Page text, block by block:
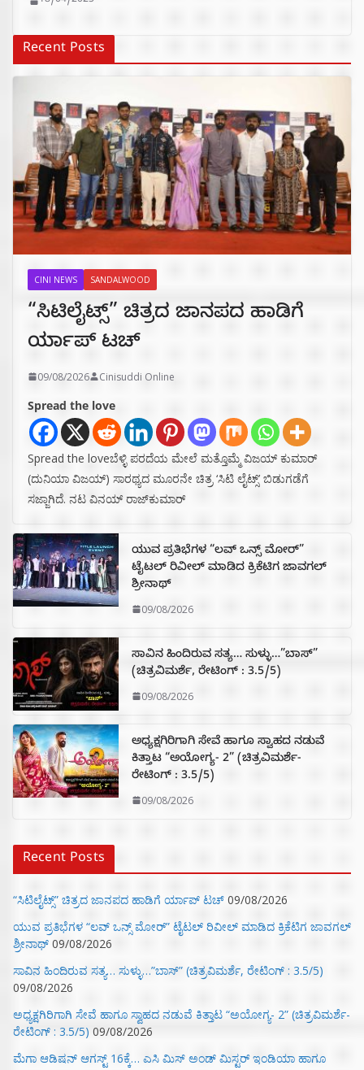
Recent Posts
CINI NEWS SANDALWOOD
“ಸಿಟಿಲೈಟ್ಸ್‌” ಚಿತ್ರದ ಜಾನಪದ ಹಾಡಿಗೆ
ರ್ಯಾಪ್‌ ಟಚ್‌
09/08/2026 Cinisuddi Online
Spread the love
Spread the loveಬೆಳ್ಳಿ ಪರದೆಯ ಮೇಲೆ ಮತ್ತೊಮ್ಮೆ ವಿಜಯ್ ಕುಮಾರ್
(ದುನಿಯಾ ವಿಜಯ್) ಸಾರಥ್ಯದ ಮೂರನೇ ಚಿತ್ರ ‘ಸಿಟಿ ಲೈಟ್ಸ್’ ಬಿಡುಗಡೆಗೆ
ಸಜ್ಜಾಗಿದೆ. ನಟ ವಿನಯ್ ರಾಜ್‌ಕುಮಾರ್
ಯುವ ಪ್ರತಿಭೆಗಳ “ಲವ್ ಒನ್ಸ್ ಮೋರ್”
ಟೈಟಲ್ ರಿವೀಲ್ ಮಾಡಿದ ಕ್ರಿಕೆಟಿಗ ಜಾವಗಲ್
ಶ್ರೀನಾಥ್
09/08/2026
ಸಾವಿನ ಹಿಂದಿರುವ ಸತ್ಯ… ಸುಳ್ಳು…”ಬಾಸ್”
(ಚಿತ್ರವಿಮರ್ಶೆ, ರೇಟಿಂಗ್ : 3.5/5)
09/08/2026
ಅಧ್ಯಕ್ಷಗಿರಿಗಾಗಿ ಸೇವೆ ಹಾಗೂ ಸ್ವಾಹದ ನಡುವೆ
ಕಿತ್ತಾಟ “ಅಯೋಗ್ಯ- 2” (ಚಿತ್ರವಿಮರ್ಶೆ-
ರೇಟಿಂಗ್ : 3.5/5)
09/08/2026
Recent Posts
“ಸಿಟಿಲೈಟ್ಸ್‌” ಚಿತ್ರದ ಜಾನಪದ ಹಾಡಿಗೆ ರ್ಯಾಪ್‌ ಟಚ್‌ 09/08/2026
ಯುವ ಪ್ರತಿಭೆಗಳ “ಲವ್ ಒನ್ಸ್ ಮೋರ್” ಟೈಟಲ್ ರಿವೀಲ್ ಮಾಡಿದ ಕ್ರಿಕೆಟಿಗ ಜಾವಗಲ್
ಶ್ರೀನಾಥ್ 09/08/2026
ಸಾವಿನ ಹಿಂದಿರುವ ಸತ್ಯ… ಸುಳ್ಳು…”ಬಾಸ್” (ಚಿತ್ರವಿಮರ್ಶೆ, ರೇಟಿಂಗ್ : 3.5/5)
09/08/2026
ಅಧ್ಯಕ್ಷಗಿರಿಗಾಗಿ ಸೇವೆ ಹಾಗೂ ಸ್ವಾಹದ ನಡುವೆ ಕಿತ್ತಾಟ “ಅಯೋಗ್ಯ- 2” (ಚಿತ್ರವಿಮರ್ಶೆ-
ರೇಟಿಂಗ್ : 3.5/5) 09/08/2026
ಮೆಗಾ ಆಡಿಷನ್ ಆಗಸ್ಟ್ 16ಕ್ಕೆ… ಎಸಿ ಮಿಸ್ ಅಂಡ್ ಮಿಸ್ಟರ್ ಇಂಡಿಯಾ ಹಾಗೂ